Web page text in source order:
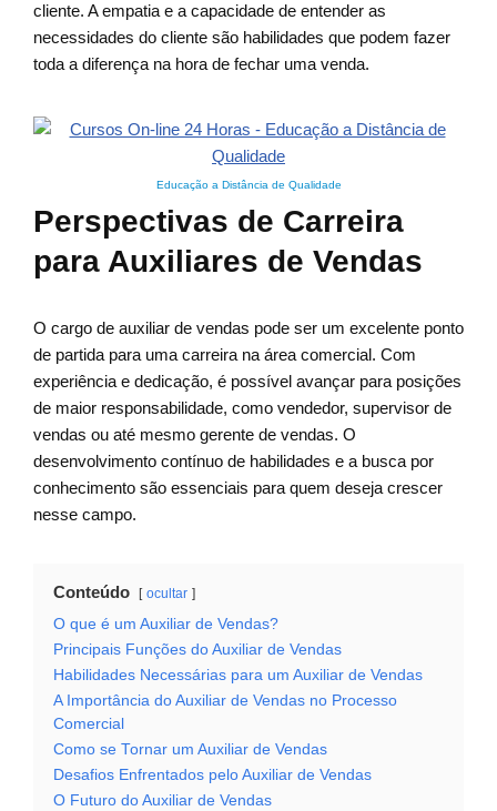
cliente. A empatia e a capacidade de entender as
necessidades do cliente são habilidades que podem fazer
toda a diferença na hora de fechar uma venda.
Educação a Distância de Qualidade
Perspectivas de Carreira
para Auxiliares de Vendas
O cargo de auxiliar de vendas pode ser um excelente ponto
de partida para uma carreira na área comercial. Com
experiência e dedicação, é possível avançar para posições
de maior responsabilidade, como vendedor, supervisor de
vendas ou até mesmo gerente de vendas. O
desenvolvimento contínuo de habilidades e a busca por
conhecimento são essenciais para quem deseja crescer
nesse campo.
Conteúdo ocultar
O que é um Auxiliar de Vendas?
Principais Funções do Auxiliar de Vendas
Habilidades Necessárias para um Auxiliar de Vendas
A Importância do Auxiliar de Vendas no Processo
Comercial
Como se Tornar um Auxiliar de Vendas
Desafios Enfrentados pelo Auxiliar de Vendas
O Futuro do Auxiliar de Vendas